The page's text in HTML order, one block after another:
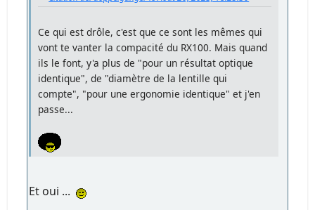
Ce qui est drôle, c'est que ce sont les mêmes qui
vont te vanter la compacité du RX100. Mais quand
ils le font, y'a plus de "pour un résultat optique
identique", de "diamètre de la lentille qui
compte", "pour une ergonomie identique" et j'en
passe...
Et oui ...